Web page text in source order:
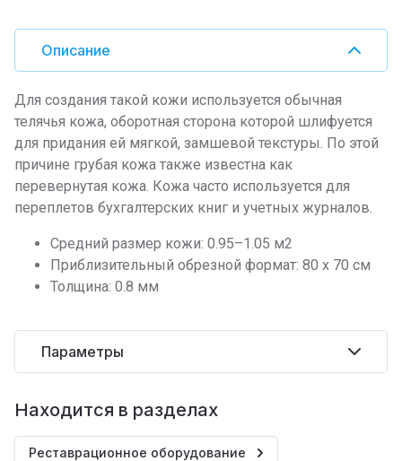
Описание
Для создания такой кожи используется обычная
телячья кожа, оборотная сторона которой шлифуется
для придания ей мягкой, замшевой текстуры. По этой
причине грубая кожа также известна как
перевернутая кожа. Кожа часто используется для
переплетов бухгалтерских книг и учетных журналов.
Средний размер кожи: 0.95–1.05 м2
Приблизительный обрезной формат: 80 х 70 см
Толщина: 0.8 мм
Параметры
Находится в разделах
Реставрационное оборудование